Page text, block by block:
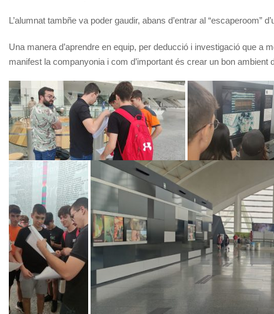
L’alumnat tambñe va poder gaudir, abans d’entrar al “escaperoom”
Una manera d’aprendre en equip, per deducció i investigació que a
manifest la companyonia i com d’important és crear un bon ambient